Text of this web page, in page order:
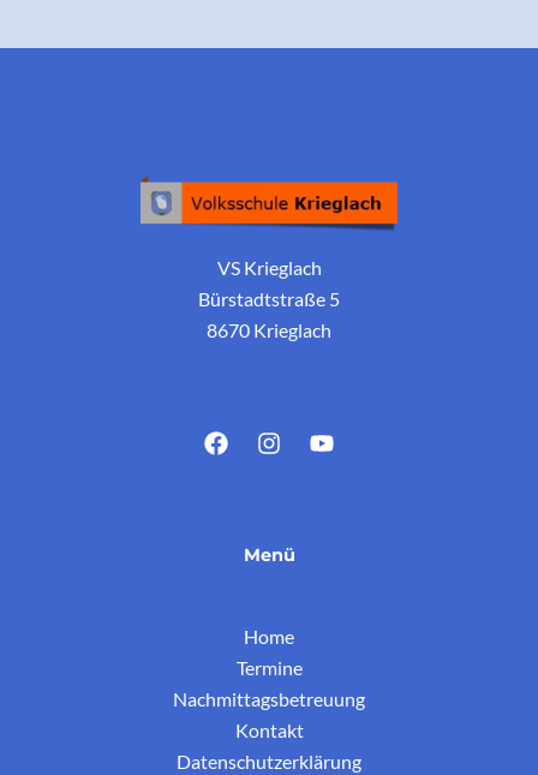
VS Krieglach
Bürstadtstraße 5
8670 Krieglach
Menü
Home
Termine
Nachmittagsbetreuung
Kontakt
Datenschutzerklärung